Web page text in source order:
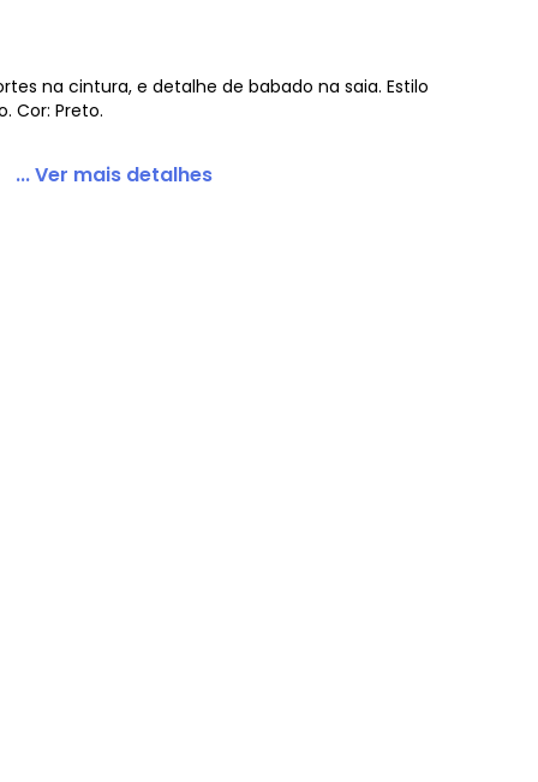
na cintura, e detalhe de babado na saia. Estilo
Cor: Preto.
... Ver mais detalhes